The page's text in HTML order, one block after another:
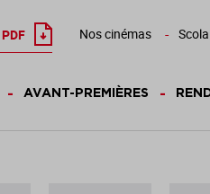
Nos cinémas
AVANT-PREMIÈRES